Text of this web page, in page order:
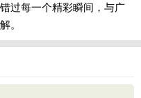
过每一个精彩瞬间，与广
。